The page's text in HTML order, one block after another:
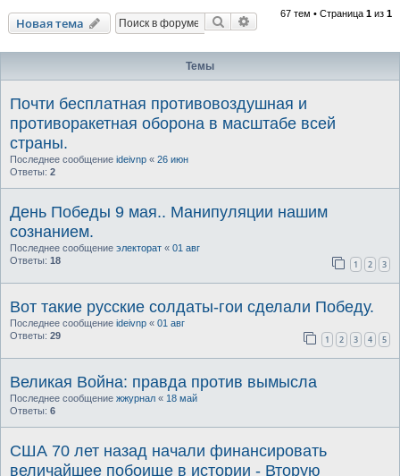
Новая тема Поиск Расширенный поиск
67 тем • Страница 1 из 1
Темы
Почти бесплатная противовоздушная и
противоракетная оборона в масштабе всей
страны.
Последнее сообщение ideivnp « 26 июн
Ответы: 2
День Победы 9 мая.. Манипуляции нашим
сознанием.
Последнее сообщение электорат « 01 авг
Ответы: 18 1 2 3
Вот такие русские солдаты-гои сделали Победу.
Последнее сообщение ideivnp « 01 авг
Ответы: 29 1 2 3 4 5
Великая Война: правда против вымысла
Последнее сообщение жжурнал « 18 май
Ответы: 6
США 70 лет назад начали финансировать
величайшее побоище в истории - Вторую